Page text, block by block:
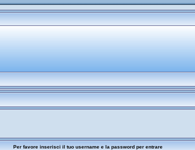
Per favore inserisci il tuo username e la password per entrare